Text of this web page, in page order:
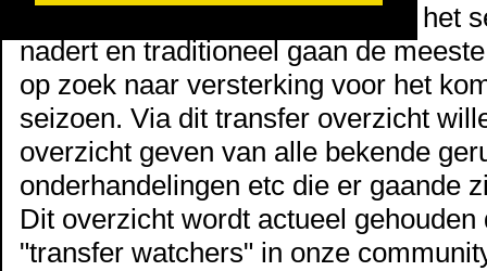
Het is weer zover, het einde van het
nadert en traditioneel gaan de
op zoek naar versterking voor het
seizoen. Via dit transfer overzicht
overzicht geven van alle bekende
onderhandelingen etc die er gaande
Dit overzicht wordt actueel gehouden
"transfer watchers" in onze